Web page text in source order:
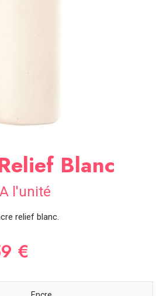
Blanc
A l'unité
relief blanc.
€